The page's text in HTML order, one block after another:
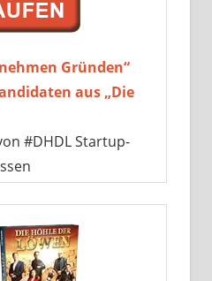
Gründen“
aus „Die
#DHDL Startup-